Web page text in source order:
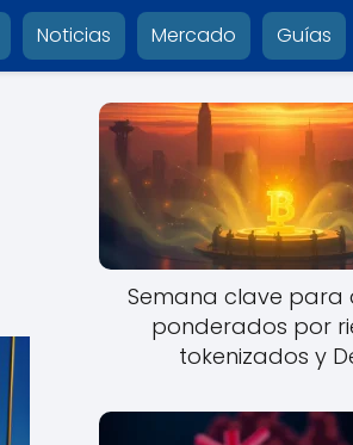
Noticias Mercado Guías
Semana clave para
ponderados por
tokenizados y